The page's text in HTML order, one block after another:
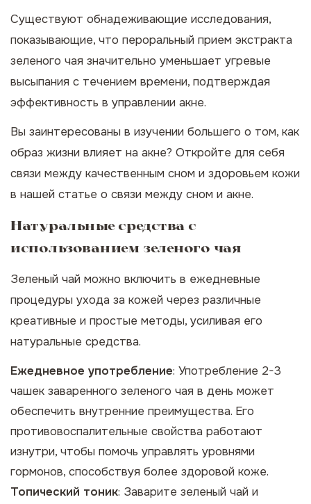
Существуют обнадеживающие исследования,
показывающие, что пероральный прием экстракта
зеленого чая значительно уменьшает угревые
высыпания с течением времени, подтверждая
эффективность в управлении акне.
Вы заинтересованы в изучении большего о том, как
образ жизни влияет на акне? Откройте для себя
связи между качественным сном и здоровьем кожи
в нашей статье о связи между сном и акне.
Натуральные средства с
использованием зеленого чая
Зеленый чай можно включить в ежедневные
процедуры ухода за кожей через различные
креативные и простые методы, усиливая его
натуральные средства.
Ежедневное употребление: Употребление 2-3
чашек заваренного зеленого чая в день может
обеспечить внутренние преимущества. Его
противовоспалительные свойства работают
изнутри, чтобы помочь управлять уровнями
гормонов, способствуя более здоровой коже.
Топический тоник: Заварите зеленый чай и